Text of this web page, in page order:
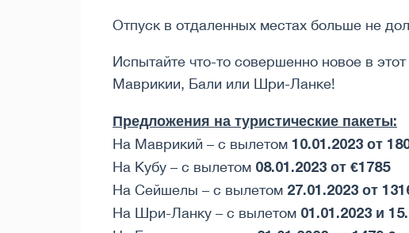
Отпуск в отдаленных местах больше не
Испытайте что-то совершенно новое в
Маврикии, Бали или Шри-Ланке!
Предложения на туристические пакеты:
На Маврикий – с вылетом 10.01.2023 от
На Кубу – с вылетом 08.01.2023 от €1785
На Сейшелы – с вылетом 27.01.2023 от
На Шри-Ланку – с вылетом 01.01.2023 и